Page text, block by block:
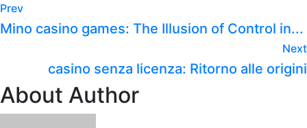
Prev
Mino casino games: The Illusion of Control in...
Next
casino senza licenza: Ritorno alle origini
About Author